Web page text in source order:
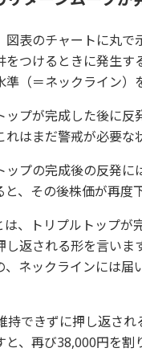
図表のチャートに丸
をつけるときに発生
（＝ネックライン）
ップが完成した後に
はまだ警戒が必要な
ップの完成後の反発
、その後株価が再度
は、トリプルトップ
し返される形を言い
、ネックラインには
持できずに押し返さ
、再び38,000円を